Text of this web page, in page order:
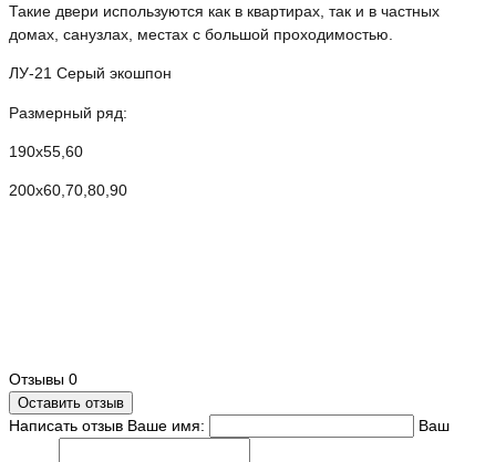
Такие двери используются как в квартирах, так и в частных
домах, санузлах, местах с большой проходимостью.
ЛУ-21 Серый экошпон
Размерный ряд:
190х55,60
200х60,70,80,90
Отзывы 0
Оставить отзыв
Написать отзыв Ваше имя: Ваш